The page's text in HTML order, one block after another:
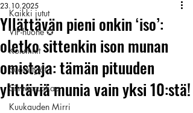
Kaikki jutut
VIP-huone ✪
Kolumnit
Suomitytöt
Silmänruokaa
Kuukauden Mirri
Yllättävän pieni onkin ‘iso’:
oletko sittenkin ison munan
omistaja: tämän pituuden
ylittäviä munia vain yksi 10:stä!
23.10.2025